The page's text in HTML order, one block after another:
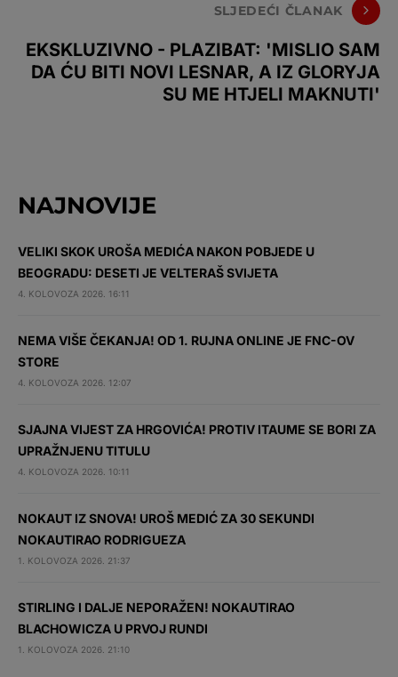
SLJEDEĆI ČLANAK
EKSKLUZIVNO - PLAZIBAT: 'MISLIO SAM
DA ĆU BITI NOVI LESNAR, A IZ GLORYJA
SU ME HTJELI MAKNUTI'
NAJNOVIJE
VELIKI SKOK UROŠA MEDIĆA NAKON POBJEDE U
BEOGRADU: DESETI JE VELTERAŠ SVIJETA
4. KOLOVOZA 2026. 16:11
NEMA VIŠE ČEKANJA! OD 1. RUJNA ONLINE JE FNC-OV
STORE
4. KOLOVOZA 2026. 12:07
SJAJNA VIJEST ZA HRGOVIĆA! PROTIV ITAUME SE BORI ZA
UPRAŽNJENU TITULU
4. KOLOVOZA 2026. 10:11
NOKAUT IZ SNOVA! UROŠ MEDIĆ ZA 30 SEKUNDI
NOKAUTIRAO RODRIGUEZA
1. KOLOVOZA 2026. 21:37
STIRLING I DALJE NEPORAŽEN! NOKAUTIRAO
BLACHOWICZA U PRVOJ RUNDI
1. KOLOVOZA 2026. 21:10